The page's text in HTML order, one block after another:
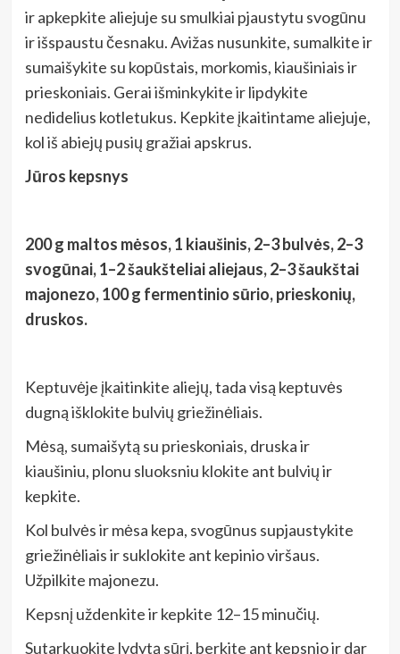
ir apkepkite aliejuje su smulkiai pjaustytu svogūnu
ir išspaustu česnaku. Avižas nusunkite, sumalkite ir
sumaišykite su kopūstais, morkomis, kiaušiniais ir
prieskoniais. Gerai išminkykite ir lipdykite
nedidelius kotletukus. Kepkite įkaitintame aliejuje,
kol iš abiejų pusių gražiai apskrus.
Jūros kepsnys
200 g maltos mėsos, 1 kiaušinis, 2–3 bulvės, 2–3
svogūnai, 1–2 šaukšteliai aliejaus, 2–3 šaukštai
majonezo, 100 g fermentinio sūrio, prieskonių,
druskos.
Keptuvėje įkaitinkite aliejų, tada visą keptuvės
dugną išklokite bulvių griežinėliais.
Mėsą, sumaišytą su prieskoniais, druska ir
kiaušiniu, plonu sluoksniu klokite ant bulvių ir
kepkite.
Kol bulvės ir mėsa kepa, svogūnus supjaustykite
griežinėliais ir suklokite ant kepinio viršaus.
Užpilkite majonezu.
Kepsnį uždenkite ir kepkite 12–15 minučių.
Sutarkuokite lydytą sūrį, berkite ant kepsnio ir dar